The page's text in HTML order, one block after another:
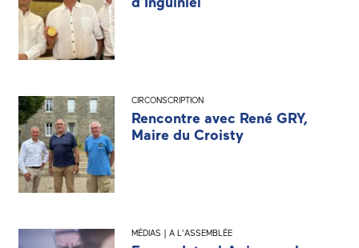
CIRCONSCRIPTION
Rencontre avec René GRY,
Maire du Croisty
MÉDIAS | A L'ASSEMBLÉE